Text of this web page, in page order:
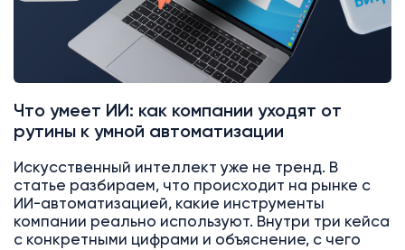
Что умеет ИИ: как компании уходят от
рутины к умной автоматизации
Искусственный интеллект уже не тренд. В
статье разбираем, что происходит на рынке с
ИИ-автоматизацией, какие инструменты
компании реально используют. Внутри три кейса
с конкретными цифрами и объяснение, с чего